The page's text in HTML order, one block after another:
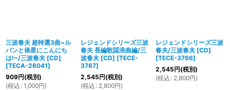
三波春夫 超特選3曲~ル
パンと俵星にこんにち
は!~/三波春夫 [CD]
[TECA-26041]
909円(税別)
(税込 : 1,000円)
レジェンドシリーズ三波
春夫 長編歌謡浪曲編/三
波春夫 [CD] [TECE-
3767]
2,545円(税別)
(税込 : 2,800円)
レジェンドシリーズ三波
春夫/三波春夫 [CD]
[TECE-3766]
2,545円(税別)
(税込 : 2,800円)